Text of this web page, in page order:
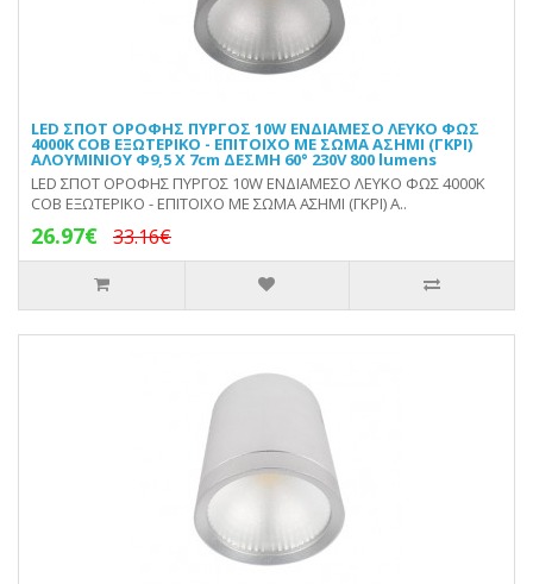
LED ΣΠΟΤ ΟΡΟΦΗΣ ΠΥΡΓΟΣ 10W ΕΝΔΙΑΜΕΣΟ ΛΕΥΚΟ ΦΩΣ
4000Κ COB ΕΞΩΤΕΡΙΚΟ - ΕΠΙΤΟΙΧΟ ΜΕ ΣΩΜΑ ΑΣΗΜΙ (ΓΚΡΙ)
ΑΛΟΥΜΙΝΙΟΥ Φ9,5 Χ 7cm ΔΕΣΜΗ 60° 230V 800 lumens
LED ΣΠΟΤ ΟΡΟΦΗΣ ΠΥΡΓΟΣ 10W ΕΝΔΙΑΜΕΣΟ ΛΕΥΚΟ ΦΩΣ 4000Κ
COB ΕΞΩΤΕΡΙΚΟ - ΕΠΙΤΟΙΧΟ ΜΕ ΣΩΜΑ ΑΣΗΜΙ (ΓΚΡΙ) Α..
26.97€ 33.16€